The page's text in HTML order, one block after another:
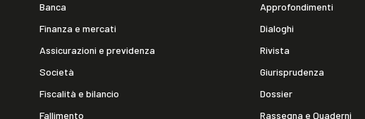
Banca
Finanza e mercati
Assicurazioni e previdenza
Società
Fiscalità e bilancio
Fallimento
Approfondimenti
Dialoghi
Rivista
Giurisprudenza
Dossier
Rassegna e Quaderni